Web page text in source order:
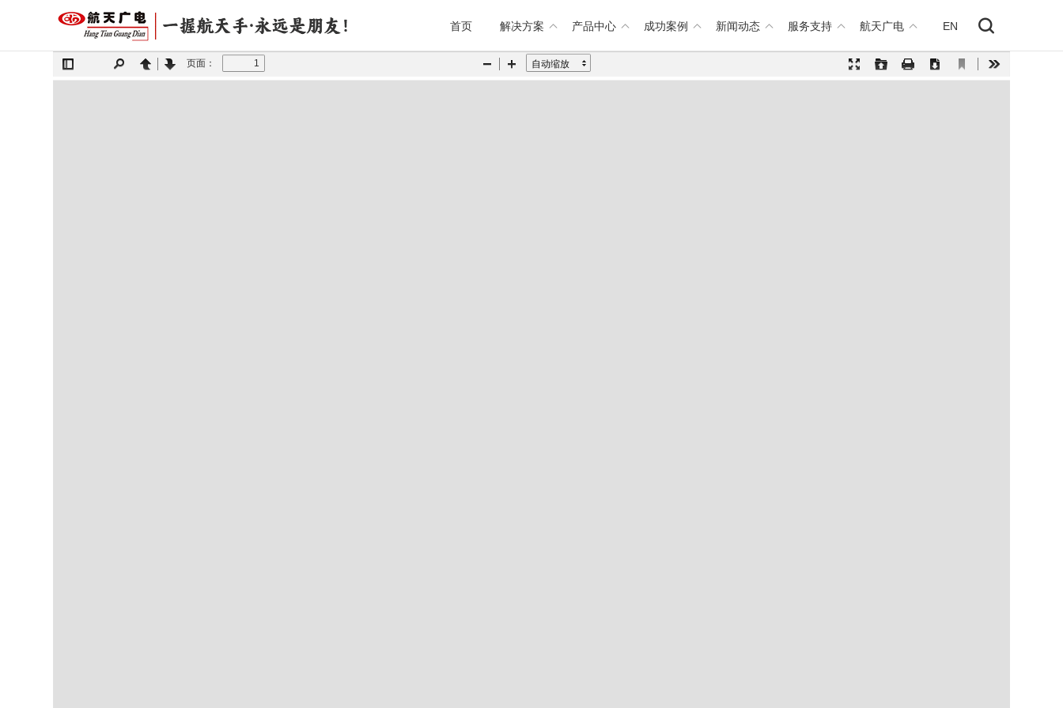
首页 解决方案 产品中心 成功案例 新闻动态 服务支持 航天广电 EN